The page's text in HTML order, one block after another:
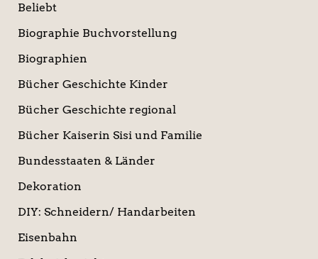
Beliebt
Biographie Buchvorstellung
Biographien
Bücher Geschichte Kinder
Bücher Geschichte regional
Bücher Kaiserin Sisi und Familie
Bundesstaaten & Länder
Dekoration
DIY: Schneidern/ Handarbeiten
Eisenbahn